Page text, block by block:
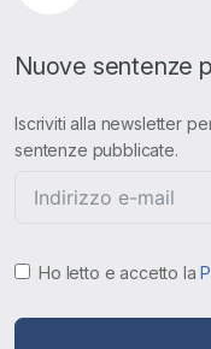
Nuove sentenze
Iscriviti alla newsletter
sentenze pubblicate.
Ho letto e accetto la